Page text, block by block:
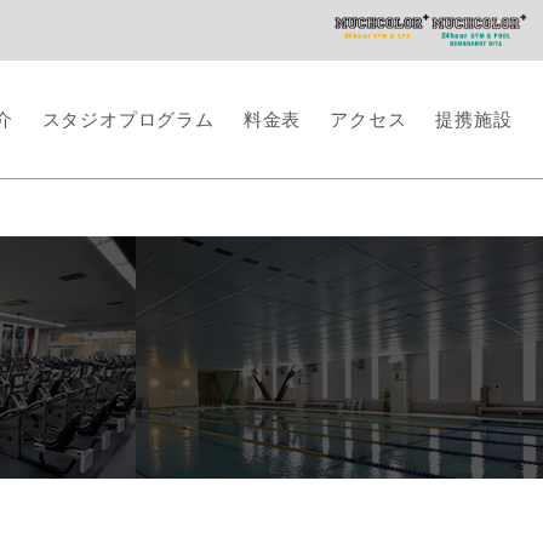
スタジオプログラム 料金表 アクセス 提携施設